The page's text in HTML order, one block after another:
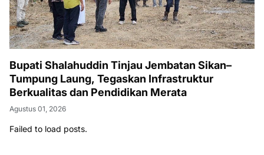
Bupati Shalahuddin Tinjau Jembatan Sikan–
Tumpung Laung, Tegaskan Infrastruktur
Berkualitas dan Pendidikan Merata
Agustus 01, 2026
Failed to load posts.